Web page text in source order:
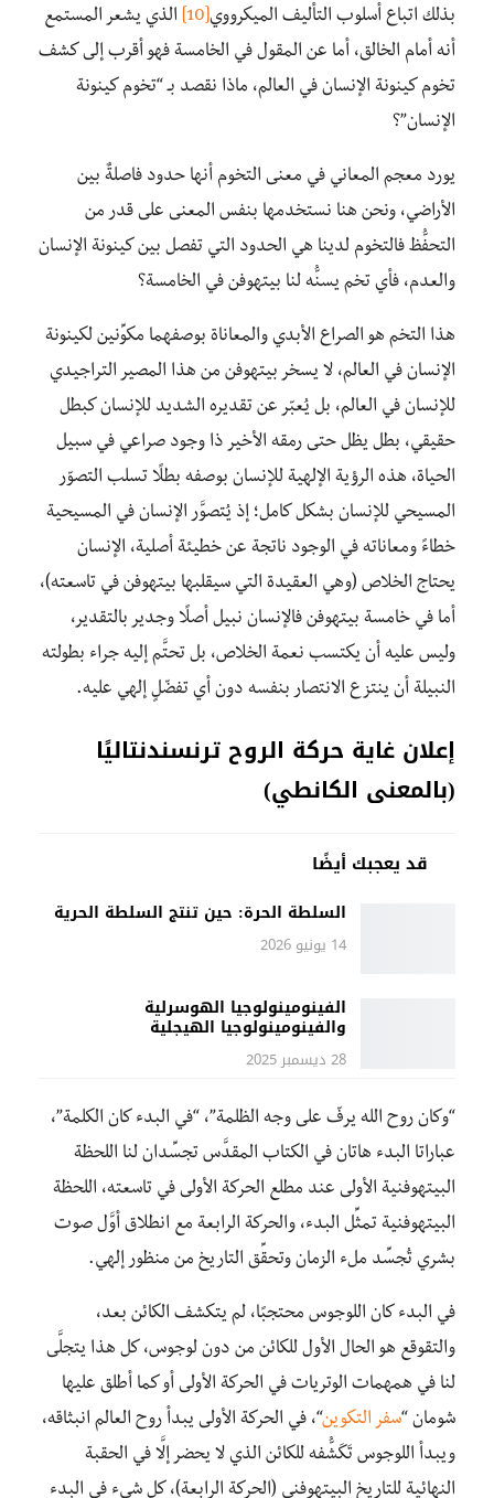
بذلك اتباع أسلوب التأليف الميكرووي[10]
الذي يشعر المستمع
أنه أمام الخالق، أما عن المقول في الخامسة فهو أقرب إلى كشف
تخوم كينونة الإنسان في العالم، ماذا نقصد بـ “تخوم كينونة
الإنسان”؟
يورد معجم المعاني في معنى التخوم أنها حدود فاصلةٌ بين
الأراضي، ونحن هنا نستخدمها بنفس المعنى على قدر من
التحفُّظ فالتخوم لدينا هي الحدود التي تفصل بين كينونة الإنسان
والعدم، فأي تخم يسنُّه لنا بيتهوفن في الخامسة؟
هذا التخم هو الصراع الأبدي والمعاناة بوصفهما مكوِّنين لكينونة
الإنسان في العالم، لا يسخر بيتهوفن من هذا المصير التراجيدي
للإنسان في العالم، بل يُعبّر عن تقديره الشديد للإنسان كبطل
حقيقي، بطل يظل حتى رمقه الأخير ذا وجود صراعي في سبيل
الحياة، هذه الرؤية الإلهية للإنسان بوصفه بطلًا تسلب التصوّر
المسيحي للإنسان بشكل كامل؛ إذ يُتصوَّر الإنسان في المسيحية
خطاءً ومعاناته في الوجود ناتجة عن خطيئة أصلية، الإنسان
يحتاج الخلاص (وهي العقيدة التي سيقلبها بيتهوفن في تاسعته)،
أما في خامسة بيتهوفن فالإنسان نبيل أصلًا وجدير بالتقدير،
وليس عليه أن يكتسب نعمة الخلاص، بل تحتَّم إليه جراء بطولته
النبيلة أن ينتزع الانتصار بنفسه دون أي تفضّلٍ إلهي عليه.
إعلان غاية حركة الروح ترنسندنتاليًا
(بالمعنى الكانطي)
قد يعجبك أيضًا
السلطة الحرة: حين تنتج السلطة الحرية
14 يونيو 2026
الفينومينولوجيا الهوسرلية
والفينومينولوجيا الهيجلية
28 ديسمبر 2025
“وكان روح الله يرفّ على وجه الظلمة”، “في البدء كان الكلمة”،
عباراتا البدء هاتان في الكتاب المقدَّس تجسِّدان لنا اللحظة
البيتهوفنية الأولى عند مطلع الحركة الأولى في تاسعته، اللحظة
البيتهوفنية تمثِّل البدء، والحركة الرابعة مع انطلاق أوَّل صوت
بشري تُجسِّد ملء الزمان وتحقِّق التاريخ من منظور إلهي.
في البدء كان اللوجوس محتجبًا، لم يتكشف الكائن بعد،
والتقوقع هو الحال الأول للكائن من دون لوجوس، كل هذا يتجلَّى
لنا في همهمات الوتريات في الحركة الأولى أو كما أطلق عليها
شومان “سفر التكوين“، في الحركة الأولى يبدأ روح العالم انبثاقه،
ويبدأ اللوجوس تَكَشُّفه للكائن الذي لا يحضر إلَّا في الحقبة
النهائية للتاريخ البيتهوفني (الحركة الرابعة)، كل شيء في البدء